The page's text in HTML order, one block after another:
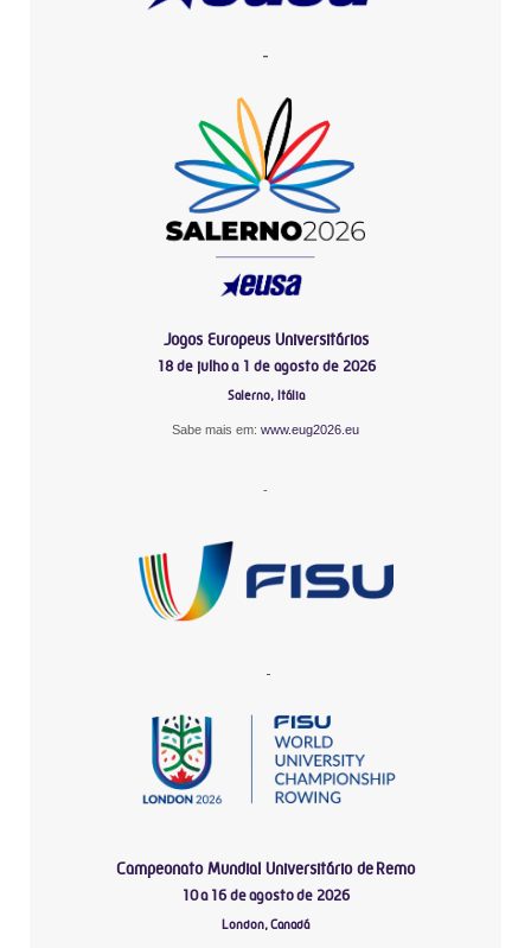
-
Jogos Europeus Universitários
18 de julho a 1 de agosto de 2026
Salerno, Itália
Sabe mais em: www.eug2026.eu
-
-
Campeonato Mundial Universitário de Remo
10 a 16 de agosto de 2026
London, Canadá